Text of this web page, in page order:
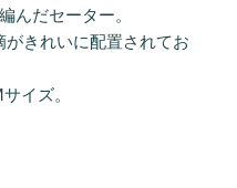
んだセーター。
きれいに配置されてお
イズ。